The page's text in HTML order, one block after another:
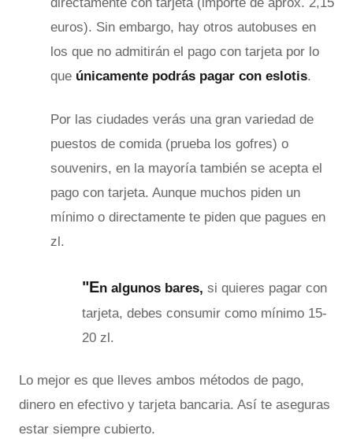
euros). Sin embargo, hay otros autobuses en
los que no admitirán el pago con tarjeta por lo
que únicamente podrás pagar con eslotis.
Por las ciudades verás una gran variedad de
puestos de comida (prueba los gofres) o
souvenirs, en la mayoría también se acepta el
pago con tarjeta. Aunque muchos piden un
mínimo o directamente te piden que pagues en
zl.
"En algunos bares, si quieres pagar con
tarjeta, debes consumir como mínimo 15-
20 zl.
Lo mejor es que lleves ambos métodos de pago,
dinero en efectivo y tarjeta bancaria. Así te aseguras
estar siempre cubierto.